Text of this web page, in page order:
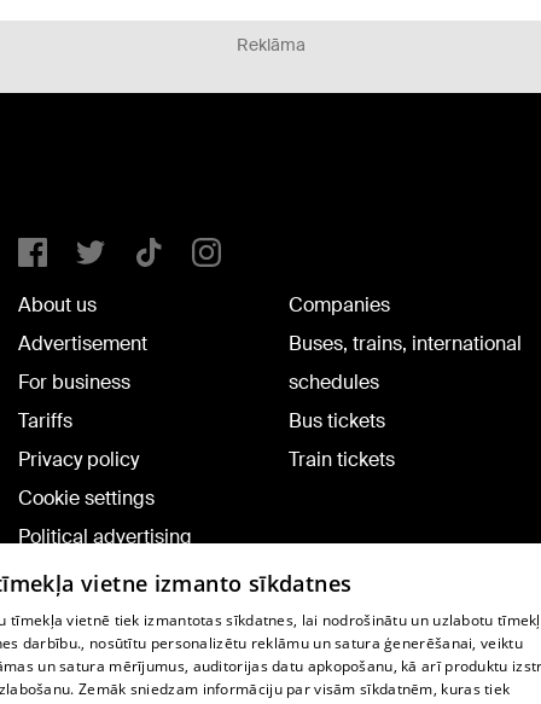
Reklāma
About us
Advertisement
For business
Tariffs
Privacy policy
Cookie settings
Political advertising
Cookie policy
Commenting terms
Companies
Buses, trains, international
schedules
Bus tickets
Train tickets
TV program
vietne izmanto sīkdatnes
tīmekļa vietnē tiek izmantotas sīkdatnes, lai nodrošinātu un uzlabotu
darbību., nosūtītu personalizētu reklāmu un satura ģenerēšanai, veiktu
un satura mērījumus, auditorijas datu apkopošanu, kā arī produktu
Zemāk sniedzam informāciju par visām sīkdatnēm, kuras tiek